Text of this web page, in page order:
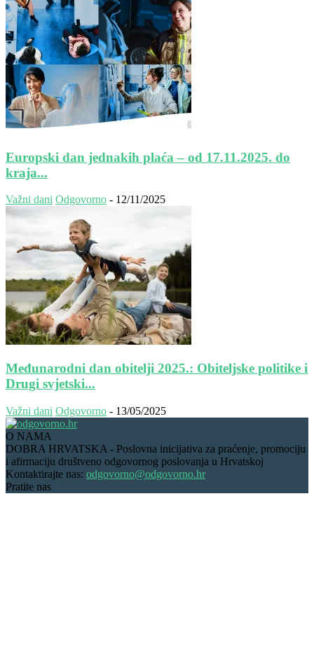
Europski dan jednakih plaća – od 17.11.2025. do
kraja...
Važni dani Odgovorno - 12/11/2025
Međunarodni dan obitelji 2025.: Obiteljske politike i
Drugi svjetski...
Važni dani Odgovorno - 13/05/2025
O NAMA
DOBRA HRVATSKA - Poslovna inicijativa za praćenje, promociju
i afirmaciju društveno odgovornog poslovanja u Hrvatskoj
Kontaktirajte nas: odgovorno@odgovorno.hr
Pratite nas